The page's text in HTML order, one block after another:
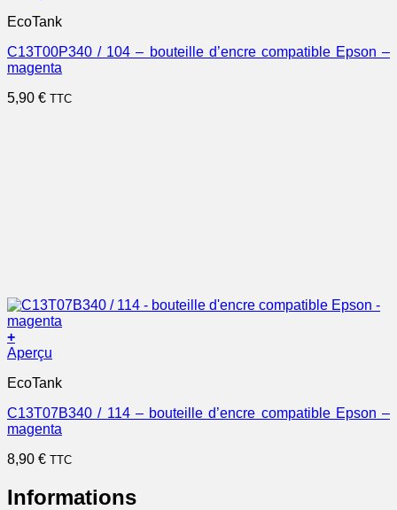
EcoTank
C13T00P340 / 104 – bouteille d’encre compatible Epson –
magenta
5,90 € TTC
+
Aperçu
EcoTank
C13T07B340 / 114 – bouteille d’encre compatible Epson –
magenta
8,90 € TTC
Informations